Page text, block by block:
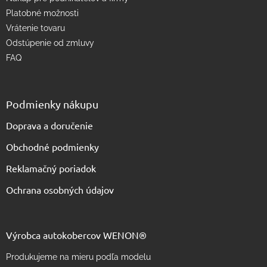
Platobné možnosti
Vrátenie tovaru
Odstúpenie od zmluvy
FAQ
Podmienky nákupu
Doprava a doručenie
Obchodné podmienky
Reklamačný poriadok
Ochrana osobných údajov
Výrobca autokobercov WENON®
Produkujeme na mieru podľa modelu